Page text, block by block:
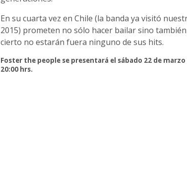
En su cuarta vez en Chile (la banda ya visitó
2015) prometen no sólo hacer bailar sino
cierto no estarán fuera ninguno de sus hits.
Foster the people se presentará el sábado 22 de
20:00 hrs.